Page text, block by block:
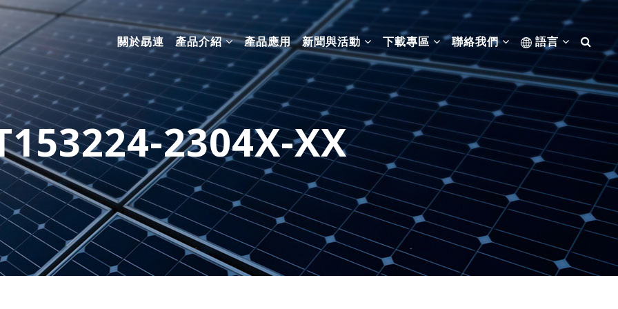
關於勗連 產品介紹 產品應用 新聞與活動 下載專區 聯絡我們 語言
2304X-XX